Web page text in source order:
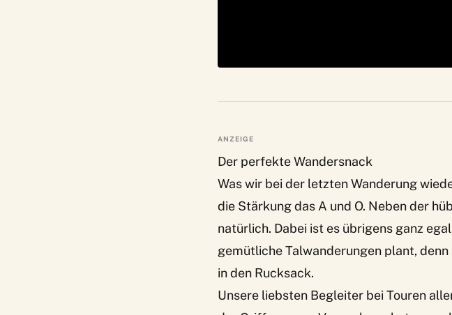
ANZEIGE
Der perfekte Wandersnack
Was wir bei der letzten Wanderung
die Stärkung das A und O. Neben der
natürlich. Dabei ist es übrigens ganz
gemütliche Talwanderungen plant,
in den Rucksack.
Unsere liebsten Begleiter bei Touren